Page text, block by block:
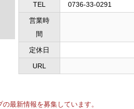
TEL 0736-33-0291
営業時
間
定休日
URL
最新情報を募集しています。